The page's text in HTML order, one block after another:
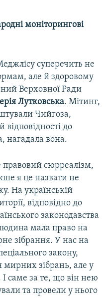
моніторингові
суперечить не
але й здоровому
Верховної Ради
Лутковська. Мітинг,
Чийгоза,
відповідності до
нагадала вона.
правовий сюрреалізм,
я це назвати не
На українській
відповідно до
законодавства
мала право на
зібрання. У нас на
закону,
зібрань, але у
саме за те, що він нею
та провели у нього